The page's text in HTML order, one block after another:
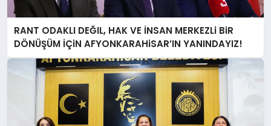
RANT ODAKLI DEĞIL, HAK VE İNSAN MERKEZLi BiR
DÖNÜŞÜM İÇiN AFYONKARAHiSAR’IN YANINDAYIZ!